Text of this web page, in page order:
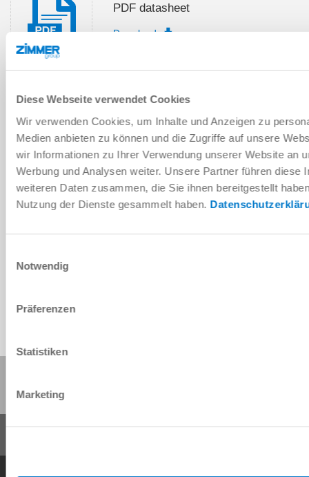
Diese Webseite verwendet Cookies
Wir verwenden Cookies, um Inhalte und Anzeigen zu
Medien anbieten zu können und die Zugriffe auf unsere
wir Informationen zu Ihrer Verwendung unserer Website an
Werbung und Analysen weiter. Unsere Partner führen diese
weiteren Daten zusammen, die Sie ihnen bereitgestellt
Nutzung der Dienste gesammelt haben.
Notwendig
Präferenzen
Statistiken
Marketing
PDF datasheet
Download
instructions
Download
Download CAD data